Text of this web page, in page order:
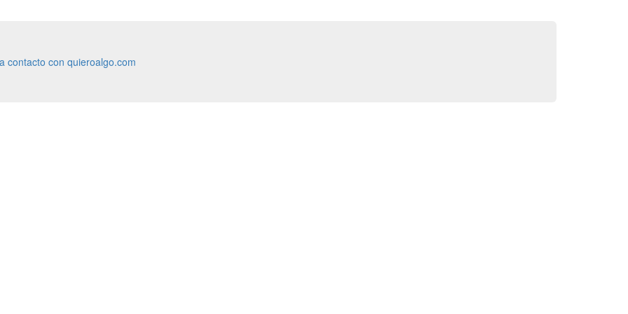
contacto con quieroalgo.com